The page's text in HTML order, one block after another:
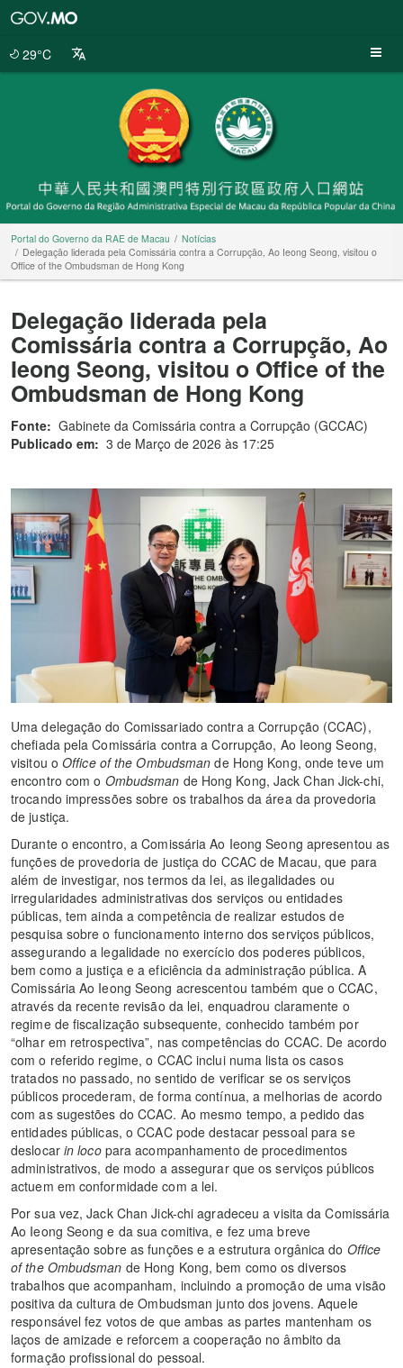
29°C
Portal do Governo da RAE de Macau
Notícias
Delegação liderada pela Comissária contra a Corrupção, Ao Ieong Seong, visitou o
Office of the Ombudsman de Hong Kong
Delegação liderada pela
Comissária contra a Corrupção, Ao
Ieong Seong, visitou o Office of the
Ombudsman de Hong Kong
Fonte: Gabinete da Comissária contra a Corrupção (GCCAC)
Publicado em: 3 de Março de 2026 às 17:25
Uma delegação do Comissariado contra a Corrupção (CCAC),
chefiada pela Comissária contra a Corrupção, Ao Ieong Seong,
visitou o Office of the Ombudsman de Hong Kong, onde teve um
encontro com o Ombudsman de Hong Kong, Jack Chan Jick-chi,
trocando impressões sobre os trabalhos da área da provedoria
de justiça.
Durante o encontro, a Comissária Ao Ieong Seong apresentou as
funções de provedoria de justiça do CCAC de Macau, que para
além de investigar, nos termos da lei, as ilegalidades ou
irregularidades administrativas dos serviços ou entidades
públicas, tem ainda a competência de realizar estudos de
pesquisa sobre o funcionamento interno dos serviços públicos,
assegurando a legalidade no exercício dos poderes públicos,
bem como a justiça e a eficiência da administração pública. A
Comissária Ao Ieong Seong acrescentou também que o CCAC,
através da recente revisão da lei, enquadrou claramente o
regime de fiscalização subsequente, conhecido também por
“olhar em retrospectiva”, nas competências do CCAC. De acordo
com o referido regime, o CCAC inclui numa lista os casos
tratados no passado, no sentido de verificar se os serviços
públicos procederam, de forma contínua, a melhorias de acordo
com as sugestões do CCAC. Ao mesmo tempo, a pedido das
entidades públicas, o CCAC pode destacar pessoal para se
deslocar in locopara acompanhamento de procedimentos
administrativos, de modo a assegurar que os serviços públicos
actuem em conformidade com a lei.
Por sua vez, Jack Chan Jick-chi agradeceu a visita da Comissária
Ao Ieong Seong e da sua comitiva, e fez uma breve
apresentação sobre as funções e a estrutura orgânica do Office
of the Ombudsman de Hong Kong, bem como os diversos
trabalhos que acompanham, incluindo a promoção de uma visão
positiva da cultura de Ombudsman junto dos jovens. Aquele
responsável fez votos de que ambas as partes mantenham os
laços de amizade e reforcem a cooperação no âmbito da
formação profissional do pessoal.